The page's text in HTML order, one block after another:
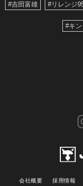
#吉田富雄 #リレンジ
#キ
会社概要 採用情報